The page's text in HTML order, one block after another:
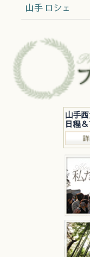
山手 ロシェ
山手
日程